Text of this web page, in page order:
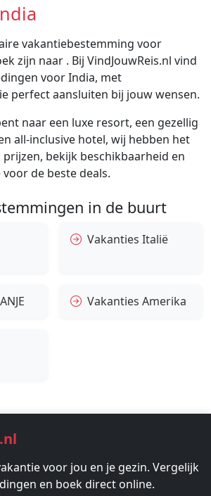
vakantiebestemming voor
zijn naar . Bij VindJouwReis.nl vind
voor India, met
perfect aansluiten bij jouw wensen.
naar een luxe resort, een gezellig
all-inclusive hotel, wij hebben het
bekijk beschikbaarheid en
de beste deals.
in de buurt
Vakanties Italië
Vakanties Amerika
voor jou en je gezin. Vergelijk
en boek direct online.